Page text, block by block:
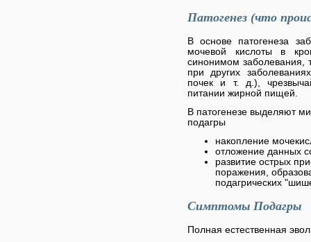
Патогенез (что
В основе патогенеза
мочевой кислоты в
синонимом заболевания,
при других
почек и т. д.),
питании жирной пищей.
В патогенезе выделяют
подагры
накопление
отложение данных
развитие острых
поражения,
подагрических
Симптомы Подагры
Полная естественная